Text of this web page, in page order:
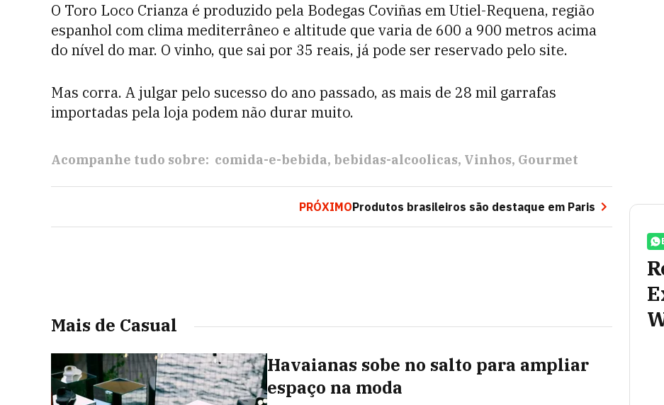
O Toro Loco Crianza é produzido pela Bodegas Coviñas em Utiel-Requena, região
espanhol com clima mediterrâneo e altitude que varia de 600 a 900 metros acima
do nível do mar. O vinho, que sai por 35 reais, já pode ser reservado pelo site.
Mas corra. A julgar pelo sucesso do ano passado, as mais de 28 mil garrafas
importadas pela loja podem não durar muito.
Acompanhe tudo sobre: comida-e-bebida bebidas-alcoolicas Vinhos Gourmet
PRÓXIMOProdutos brasileiros são destaque em Paris
Mais de Casual
Havaianas sobe no salto para ampliar
espaço na moda